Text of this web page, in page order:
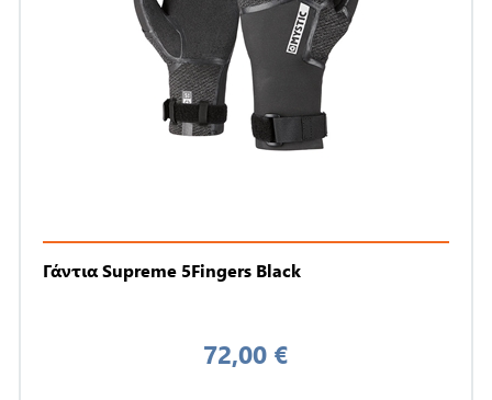
Γάντια Supreme 5Fingers Black
72,00 €